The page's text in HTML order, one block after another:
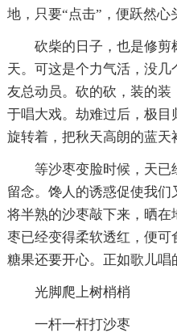
地，只要“点击”，便跃然心
砍柴的日子，也是修剪
天。可这是个力气活，没几
友总动员。砍的砍，装的装
于唱大戏。劫难过后，极
旋转着，把秋天高朗的蓝天
等沙枣变脸时候，天已
留念。馋人的诱惑促使我
将半熟的沙枣敲下来，晒
枣已经变得柔软透红，便
糖果还要开心。正如歌儿唱
光脚爬上树梢梢
一杆一杆打沙枣